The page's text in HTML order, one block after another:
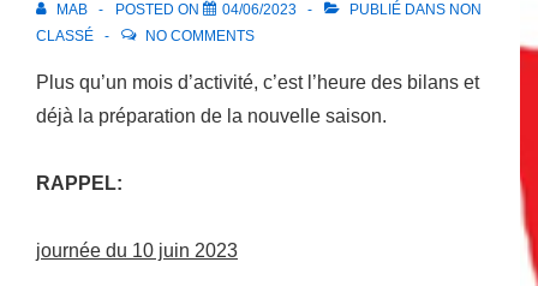
MAB POSTED ON 04/06/2023 PUBLIÉ DANS NON
CLASSÉ
NO COMMENTS
Plus qu’un mois d’activité, c’est l’heure des bilans et
déjà la préparation de la nouvelle saison.
RAPPEL:
journée du 10 juin 2023